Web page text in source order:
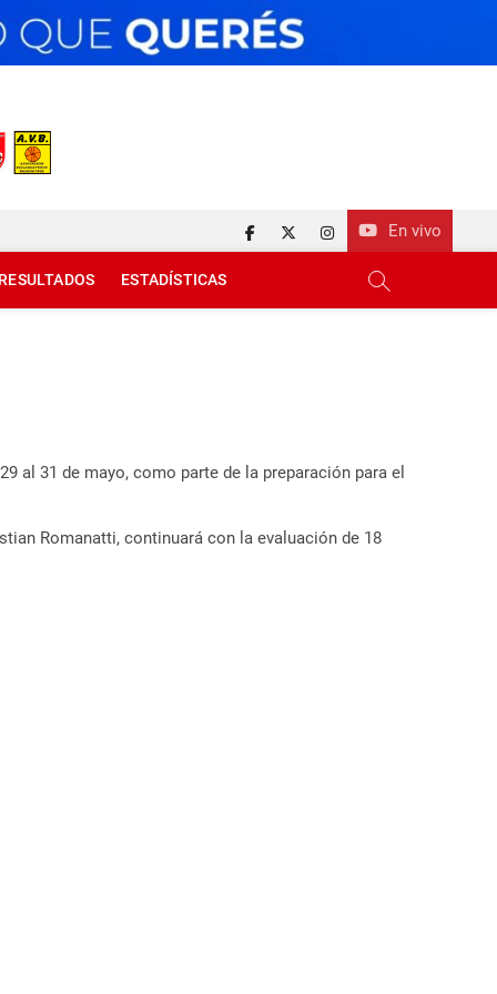
En vivo
facebook
twitterinstagram
ESTADÍSTICAS
al 31 de mayo, como parte de la preparación para el
Romanatti, continuará con la evaluación de 18